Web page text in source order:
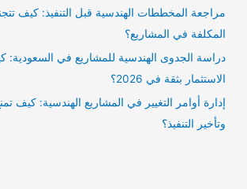
مراجعة المخططات الهندسية قبل التنفيذ: كيف
المكلفة في المشاريع؟
دراسة الجدوى الهندسية للمشاريع في السعودية:
الاستثمار بثقة في 2026؟
إدارة أوامر التغيير في المشاريع الهندسية: كيف
وتأخير التنفيذ؟